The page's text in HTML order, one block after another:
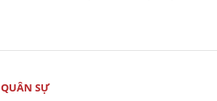
QUÂN SỰ